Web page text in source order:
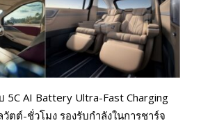
5C AI Battery Ultra-Fast Charging
ตต์-ชั่วโมง รองรับกำลังในการชาร์จ